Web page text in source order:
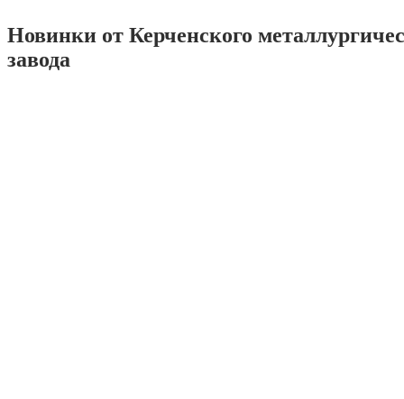
Новинки от Керченского
завода